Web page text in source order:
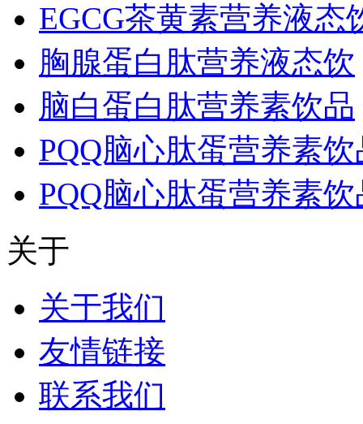
EGCG茶黄素营养液态
胸腺蛋白肽营养液态饮
脑白蛋白肽营养素饮品
PQQ脑心肽蛋营养素饮
PQQ脑心肽蛋营养素饮
关于
关于我们
友情链接
联系我们